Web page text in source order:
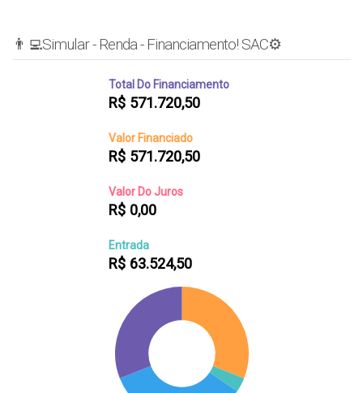
👨‍💻Simular - Renda - Financiamento! SAC⚙️
Total Do Financiamento
R$ 571.720,50
Valor Financiado
R$ 571.720,50
Valor Do Juros
R$ 0,00
Entrada
R$ 63.524,50